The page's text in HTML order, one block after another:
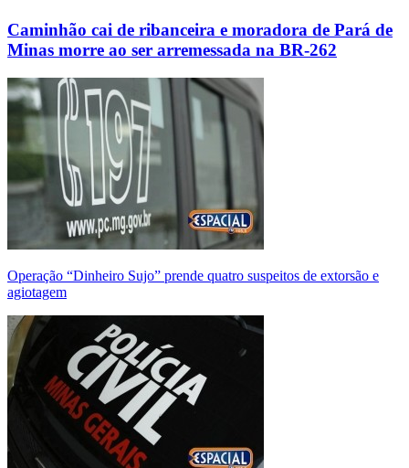
Caminhão cai de ribanceira e moradora de Pará de
Minas morre ao ser arremessada na BR-262
Operação “Dinheiro Sujo” prende quatro suspeitos de extorsão e
agiotagem